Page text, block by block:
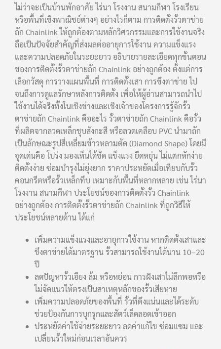
ไม่ว่าจะเป็นบ้านพักอาศัย ไร่นา โรงงาน สนามกีฬา โรงเรียน
หรือพื้นที่เชิงพาณิชย์ต่างๆ อย่างไรก็ตาม การติดตั้งรั้วตาข่าย
ถัก Chainlink ให้ถูกต้องตามหลักวิศวกรรมและการใช้งานจริง
ถือเป็นปัจจัยสำคัญที่ส่งผลต่ออายุการใช้งาน ความแข็งแรง
และความปลอดภัยในระยะยาว อธิบายรายละเอียดทุกขั้นตอน
ของการติดตั้งรั้วตาข่ายถัก Chainlink อย่างถูกต้อง ตั้งแต่การ
เลือกวัสดุ การวางแผนพื้นที่ การติดตั้งเสา การขึงตาข่าย ไป
จนถึงการดูแลรักษาหลังการติดตั้ง เพื่อให้ผู้อ่านสามารถนำไป
ใช้งานได้จริงทั้งในเชิงช่างและเชิงเจ้าของโครงการรู้จักรั้ว
ตาข่ายถัก Chainlink คืออะไร รั้วตาข่ายถัก Chainlink คือรั้ว
ที่ผลิตจากลวดเหล็กชุบสังกะสี หรือลวดเคลือบ PVC นำมาถัก
เป็นลักษณะรูปสี่เหลี่ยมข้าวหลามตัด (Diamond Shape) โดยมี
จุดเด่นคือ โปร่ง มองเห็นได้ชัด แข็งแรง ยืดหยุ่น ไม่แตกหักง่าย
ติดตั้งง่าย ซ่อมบำรุงไม่ยุ่งยาก ราคาประหยัดเมื่อเทียบกับรั้ว
คอนกรีตหรือรั้วเหล็กทึบ เหมาะกับพื้นที่หลากหลาย เช่น ไร่นา
โรงงาน สนามกีฬา ประโยชน์ของการติดตั้งรั้ว Chainlink
อย่างถูกต้อง การติดตั้งรั้วตาข่ายถัก Chainlink ที่ถูกวิธีให้
ประโยชน์หลายด้าน ได้แก่
เพิ่มความแข็งแรงและอายุการใช้งาน หากติดตั้งเสาและ
ขึงตาข่ายได้มาตรฐาน รั้วสามารถใช้งานได้นาน 10–20
ปี
ลดปัญหารั้วเอียง ล้ม หรือหย่อน การฝังเสาไม่ลึกพอหรือ
ไม่จัดแนวให้ตรงเป็นสาเหตุหลักของรั้วเสียหาย
เพิ่มความปลอดภัยของพื้นที่ รั้วที่ตึงแน่นและได้ระดับ
ช่วยป้องกันการบุกรุกและสัตว์เล็ดลอดเข้าออก
ประหยัดค่าใช้จ่ายระยะยาว ลดค่าแก้ไข ซ่อมแซม และ
เปลี่ยนรั้วใหม่ก่อนเวลาอันควร